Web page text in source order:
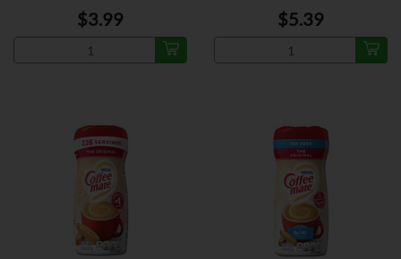
$3.99 $5.39